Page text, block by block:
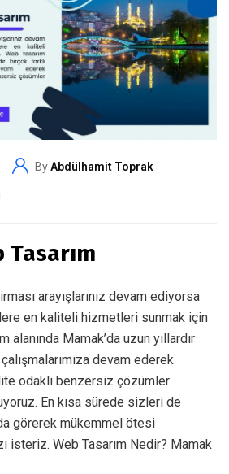
ByAbdülhamit Toprak
Tasarım
arayışlarınız devam ediyorsa
en kaliteli hizmetleri sunmak için
alanında Mamak’da uzun yıllardır
devam ederek
odaklı benzersiz çözümler
En kısa sürede sizleri de
görerek mükemmel ötesi
isteriz. Web Tasarım Nedir? Mamak